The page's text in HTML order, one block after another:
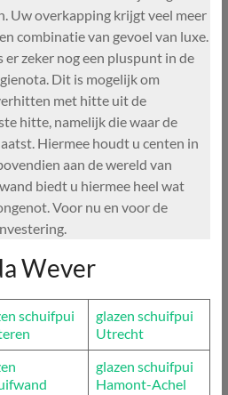
Uw overkapping krijgt veel meer
combinatie van gevoel van luxe.
zeker nog een pluspunt in de
Dit is mogelijk om
met hitte uit de
hitte, namelijk die waar de
Hiermee houdt u centen in
aan de wereld van
biedt u hiermee heel wat
Voor nu en voor de
Wever
schuifpui
glazen schuifpui
Utrecht
glazen schuifpui
Hamont-Achel